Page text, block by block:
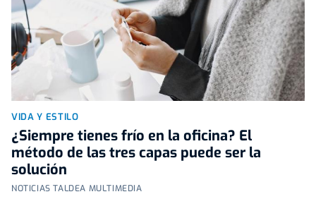
VIDA Y ESTILO
¿Siempre tienes frío en la oficina? El
método de las tres capas puede ser la
solución
NOTICIAS TALDEA MULTIMEDIA